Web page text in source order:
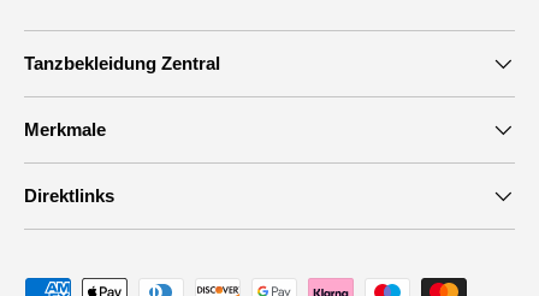
Tanzbekleidung Zentral
Merkmale
Direktlinks
Zahlungsmethoden